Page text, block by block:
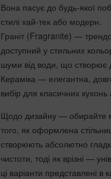
Вона пасує до будь-якої
стилі хай-тек або модерн.
Граніт (Fragranite) —
доступний у стильних
шуми від води, що створює
Кераміка — елегантна,
вибір для класичних кухонь
Щодо дизайну — обирайте
того, як оформлена
створюють абсолютно
чистоти, тоді як врізні —
ці варіанти представлені в